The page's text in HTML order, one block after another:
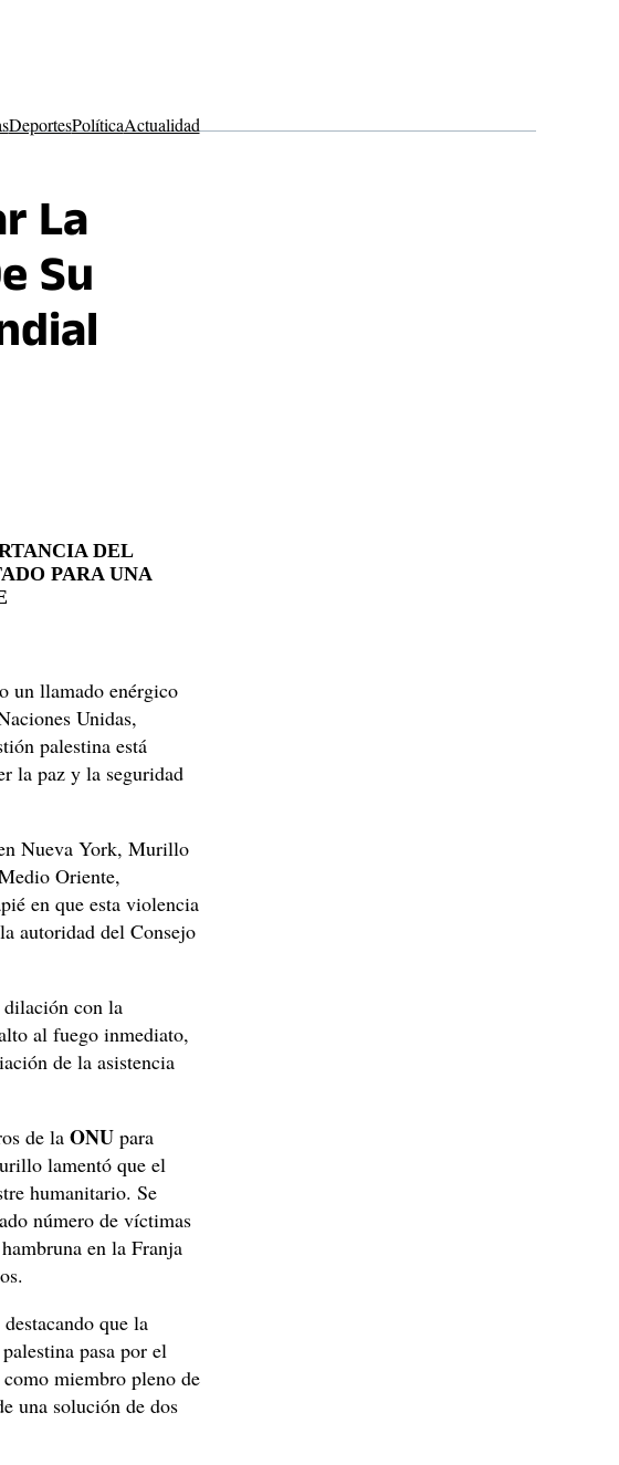
DeportesPolíticaActualidad
La
Su
DEL
PARA UNA
llamado enérgico
Unidas,
palestina está
la paz y la seguridad
Nueva York, Murillo
Oriente,
en que esta violencia
autoridad del Consejo
con la
al fuego inmediato,
de la asistencia
de laONUpara
lamentó que el
humanitario. Se
número de víctimas
en la Franja
que la
pasa por el
miembro pleno de
una solución de dos